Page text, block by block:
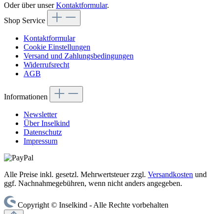
Oder über unserKontaktformular.
Shop Service
Kontaktformular
Cookie Einstellungen
Versand und Zahlungsbedingungen
Widerrufsrecht
AGB
Informationen
Newsletter
Über Inselkind
Datenschutz
Impressum
Alle Preise inkl. gesetzl. Mehrwertsteuer zzgl. Versandkosten und
ggf. Nachnahmegebühren, wenn nicht anders angegeben.
Copyright © Inselkind - Alle Rechte vorbehalten